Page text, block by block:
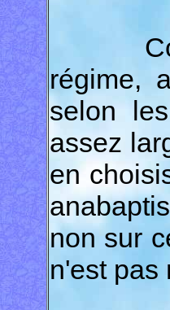
régime,
selon
assez
en
non sur
n'est pas